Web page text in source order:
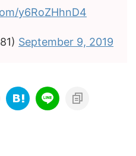
y6RoZHhnD4
September 9, 2019